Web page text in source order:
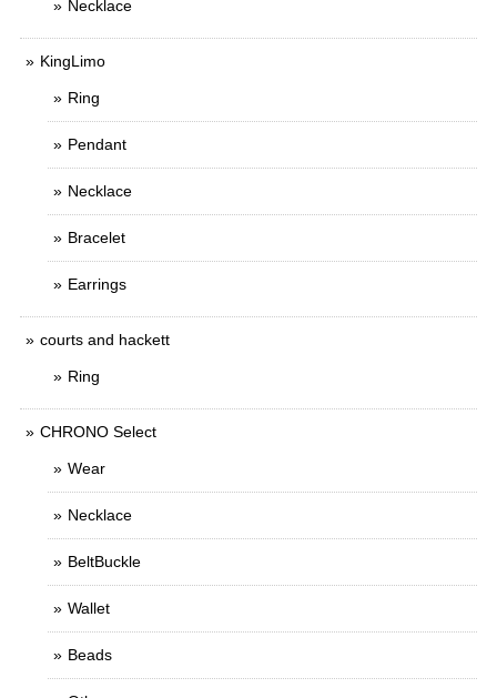
Necklace
KingLimo
Ring
Pendant
Necklace
Bracelet
Earrings
courts and hackett
Ring
CHRONO Select
Wear
Necklace
BeltBuckle
Wallet
Beads